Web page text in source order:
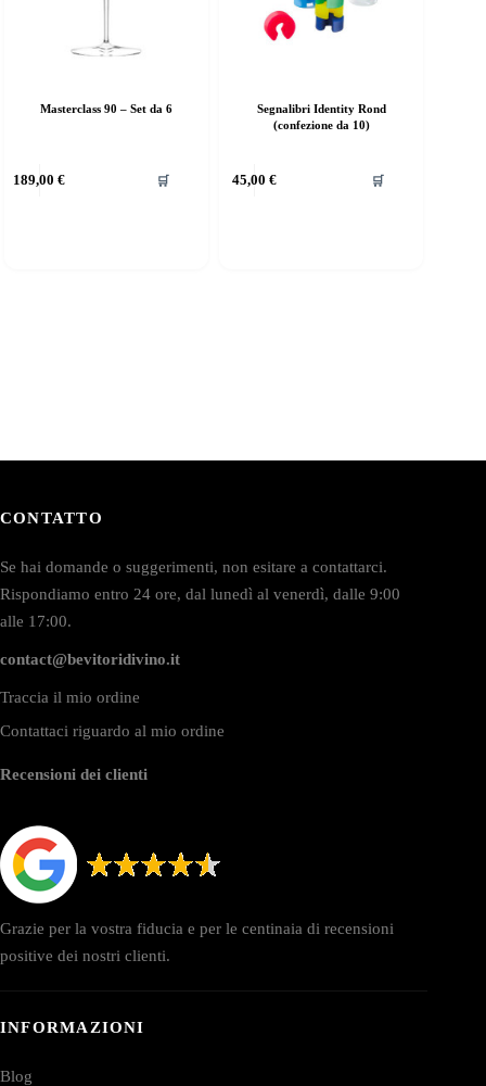
Masterclass 90 – Set da 6
189,00€ 🛒
Segnalibri Identity Rond
(confezione da 10)
45,00 € 🛒
CONTATTO
Se hai domande o suggerimenti, non esitare a contattarci.
Rispondiamo entro 24 ore, dal lunedì al venerdì, dalle 9:00
alle 17:00.
contact@bevitoridivino.it
Traccia il mio ordine
Contattaci riguardo al mio ordine
Recensioni dei clienti
Grazie per la vostra fiducia e per le centinaia di recensioni
positive dei nostri clienti.
INFORMAZIONI
Blog